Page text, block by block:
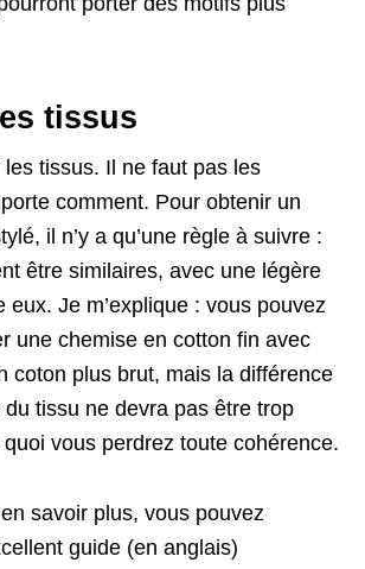
tissus
tissus. Il ne faut pas les
comment. Pour obtenir un
il n’y a qu’une règle à suivre :
être similaires, avec une légère
eux. Je m’explique : vous pouvez
une chemise en cotton fin avec
coton plus brut, mais la différence
tissu ne devra pas être trop
vous perdrez toute cohérence.
savoir plus, vous pouvez
guide (en anglais)